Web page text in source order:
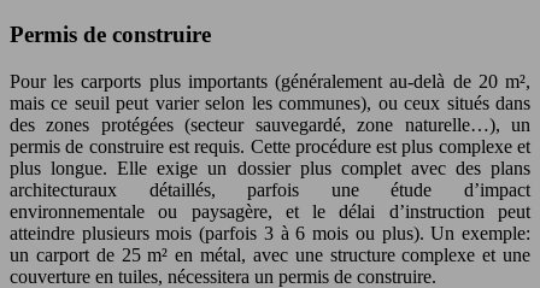
Permis de construire
Pour les carports plus importants (généralement au-delà de 20 m²,
mais ce seuil peut varier selon les communes), ou ceux situés dans
des zones protégées (secteur sauvegardé, zone naturelle…), un
permis de construire est requis. Cette procédure est plus complexe et
plus longue. Elle exige un dossier plus complet avec des plans
architecturaux détaillés, parfois une étude d’impact
environnementale ou paysagère, et le délai d’instruction peut
atteindre plusieurs mois (parfois 3 à 6 mois ou plus). Un exemple:
un carport de 25 m² en métal, avec une structure complexe et une
couverture en tuiles, nécessitera un permis de construire.